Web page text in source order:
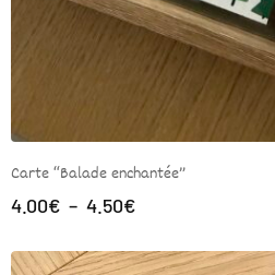
Carte “Balade enchantée”
4.00€ – 4.50€